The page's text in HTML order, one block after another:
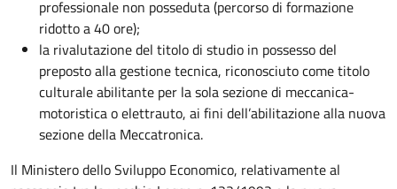
professionale non posseduta (percorso di formazione
ridotto a 40 ore);
la rivalutazione del titolo di studio in possesso del
preposto alla gestione tecnica, riconosciuto come titolo
culturale abilitante per la sola sezione di meccanica-
motoristica o elettrauto, ai fini dell’abilitazione alla nuova
sezione della Meccatronica.
Il Ministero dello Sviluppo Economico, relativamente al